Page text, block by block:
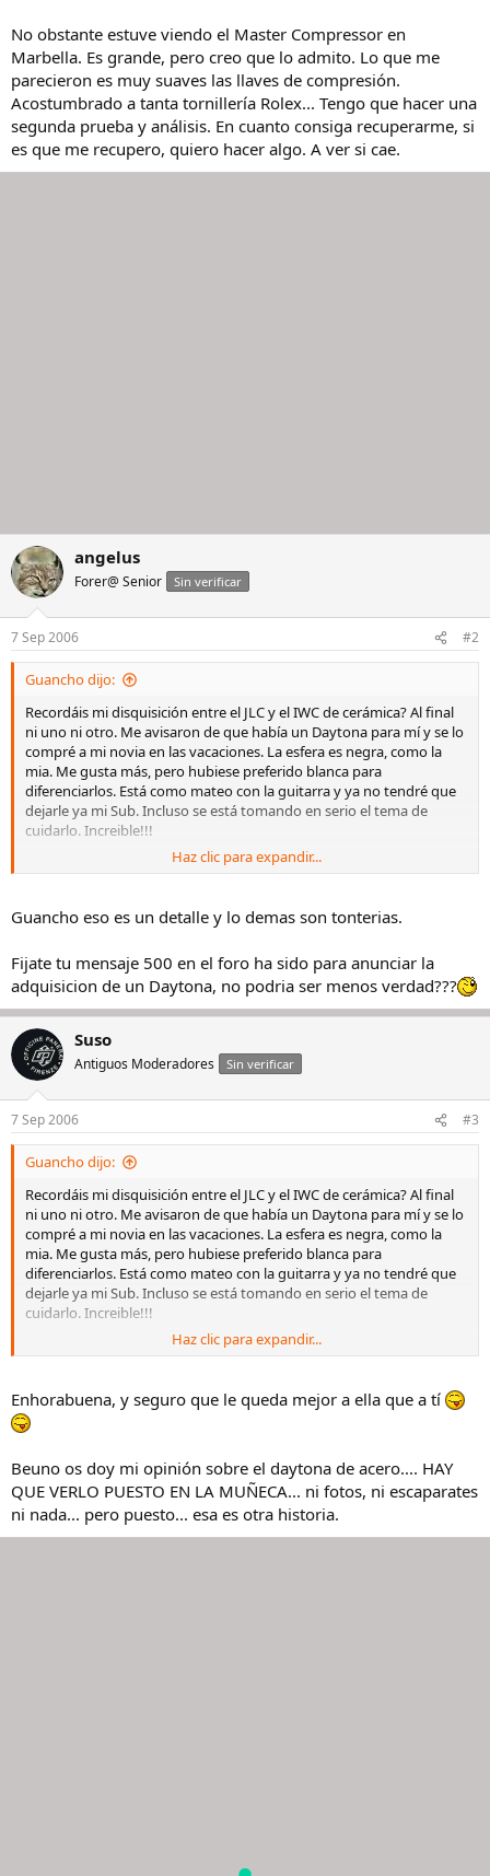
No obstante estuve viendo el Master Compressor en
Marbella. Es grande, pero creo que lo admito. Lo que me
parecieron es muy suaves las llaves de compresión.
Acostumbrado a tanta tornillería Rolex... Tengo que hacer una
segunda prueba y análisis. En cuanto consiga recuperarme, si
es que me recupero, quiero hacer algo. A ver si cae.
angelus
Forer@ Senior Sin verificar
7 Sep 2006 #2
Guancho dijo:
Recordáis mi disquisición entre el JLC y el IWC de cerámica? Al final
ni uno ni otro. Me avisaron de que había un Daytona para mí y se lo
compré a mi novia en las vacaciones. La esfera es negra, como la
mia. Me gusta más, pero hubiese preferido blanca para
diferenciarlos. Está como mateo con la guitarra y ya no tendré que
dejarle ya mi Sub. Incluso se está tomando en serio el tema de
cuidarlo. Increible!!!
No obstante estuve viendo el Master Compressor en Marbella. Es
suaves las llaves de compresión. Acostumbrado a tanta tornillería
Rolex... Tengo que hacer una segunda prueba y análisis. En cuanto
ver si cae.
Haz clic para expandir...
Guancho eso es un detalle y lo demas son tonterias.
Fijate tu mensaje 500 en el foro ha sido para anunciar la
adquisicion de un Daytona, no podria ser menos verdad???
Suso
Antiguos Moderadores Sin verificar
7 Sep 2006 #3
Guancho dijo:
Recordáis mi disquisición entre el JLC y el IWC de cerámica? Al final
ni uno ni otro. Me avisaron de que había un Daytona para mí y se lo
compré a mi novia en las vacaciones. La esfera es negra, como la
mia. Me gusta más, pero hubiese preferido blanca para
diferenciarlos. Está como mateo con la guitarra y ya no tendré que
dejarle ya mi Sub. Incluso se está tomando en serio el tema de
cuidarlo. Increible!!!
No obstante estuve viendo el Master Compressor en Marbella. Es
suaves las llaves de compresión. Acostumbrado a tanta tornillería
Rolex... Tengo que hacer una segunda prueba y análisis. En cuanto
consiga recuperarme, si es que me recupero, quiero hacer algo. A
Haz clic para expandir...
Enhorabuena, y seguro que le queda mejor a ella que a tí
Beuno os doy mi opinión sobre el daytona de acero.... HAY
QUE VERLO PUESTO EN LA MUÑECA... ni fotos, ni escaparates
ni nada... pero puesto... esa es otra historia.